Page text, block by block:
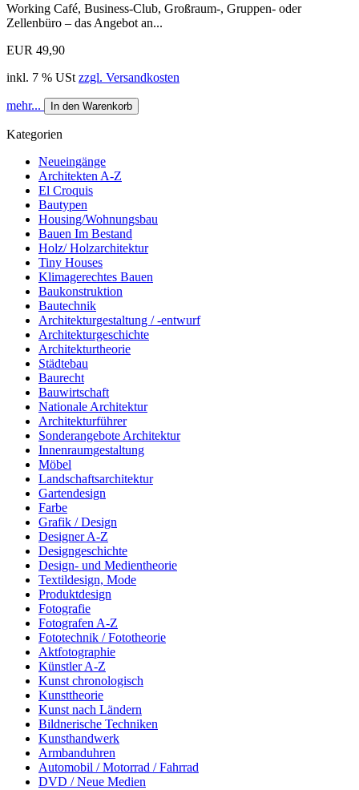
Working Café, Business-Club, Großraum-, Gruppen- oder
Zellenbüro – das Angebot an...
EUR 49,90
inkl. 7 % USt zzgl. Versandkosten
mehr... In den Warenkorb
Kategorien
Neueingänge
Architekten A-Z
El Croquis
Bautypen
Housing/Wohnungsbau
Bauen Im Bestand
Holz/ Holzarchitektur
Tiny Houses
Klimagerechtes Bauen
Baukonstruktion
Bautechnik
Architekturgestaltung / -entwurf
Architekturgeschichte
Architekturtheorie
Städtebau
Baurecht
Bauwirtschaft
Nationale Architektur
Architekturführer
Sonderangebote Architektur
Innenraumgestaltung
Möbel
Landschaftsarchitektur
Gartendesign
Farbe
Grafik / Design
Designer A-Z
Designgeschichte
Design- und Medientheorie
Textildesign, Mode
Produktdesign
Fotografie
Fotografen A-Z
Fototechnik / Fototheorie
Aktfotographie
Künstler A-Z
Kunst chronologisch
Kunsttheorie
Kunst nach Ländern
Bildnerische Techniken
Kunsthandwerk
Armbanduhren
Automobil / Motorrad / Fahrrad
DVD / Neue Medien